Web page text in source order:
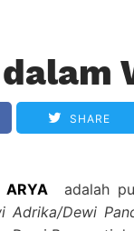
SHARE
ARYA adalah
Adrika/Dewi